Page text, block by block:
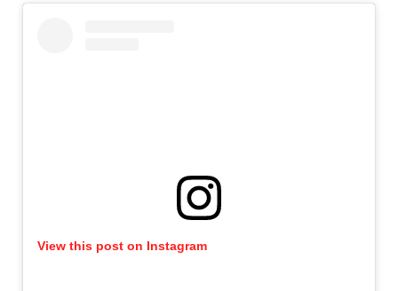
View this post on Instagram